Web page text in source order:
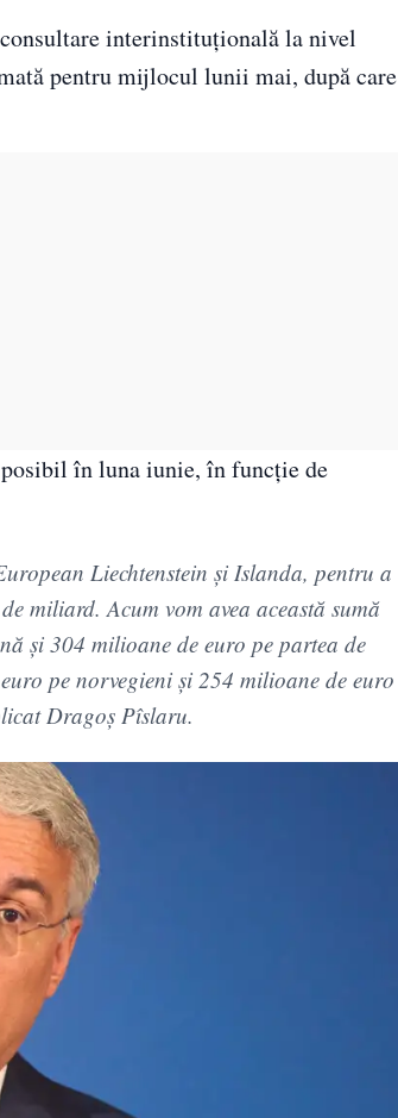
interinstituțională la nivel
pentru mijlocul lunii mai, după care
în luna iunie, în funcție de
Liechtenstein şi Islanda, pentru a
miliard. Acum vom avea această sumă
şi 304 milioane de euro pe partea de
pe norvegieni şi 254 milioane de euro
Dragoş Pîslaru.